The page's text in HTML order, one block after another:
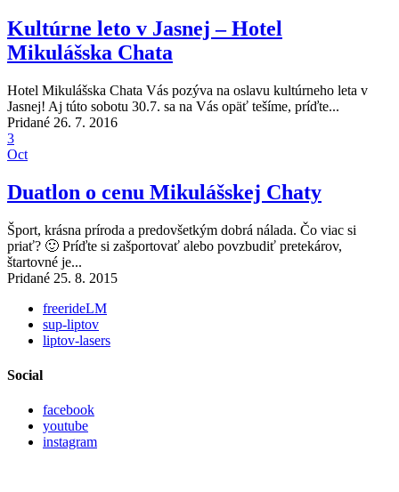
Kultúrne leto v Jasnej – Hotel
Mikulášska Chata
Hotel Mikulášska Chata Vás pozýva na oslavu kultúrneho leta v
Jasnej! Aj túto sobotu 30.7. sa na Vás opäť tešíme, príďte...
Pridané 26. 7. 2016
3
Oct
Duatlon o cenu Mikulášskej Chaty
Šport, krásna príroda a predovšetkým dobrá nálada. Čo viac si
priať? 🙂 Príďte si zašportovať alebo povzbudiť pretekárov,
štartovné je...
Pridané 25. 8. 2015
freerideLM
sup-liptov
liptov-lasers
Social
facebook
youtube
instagram